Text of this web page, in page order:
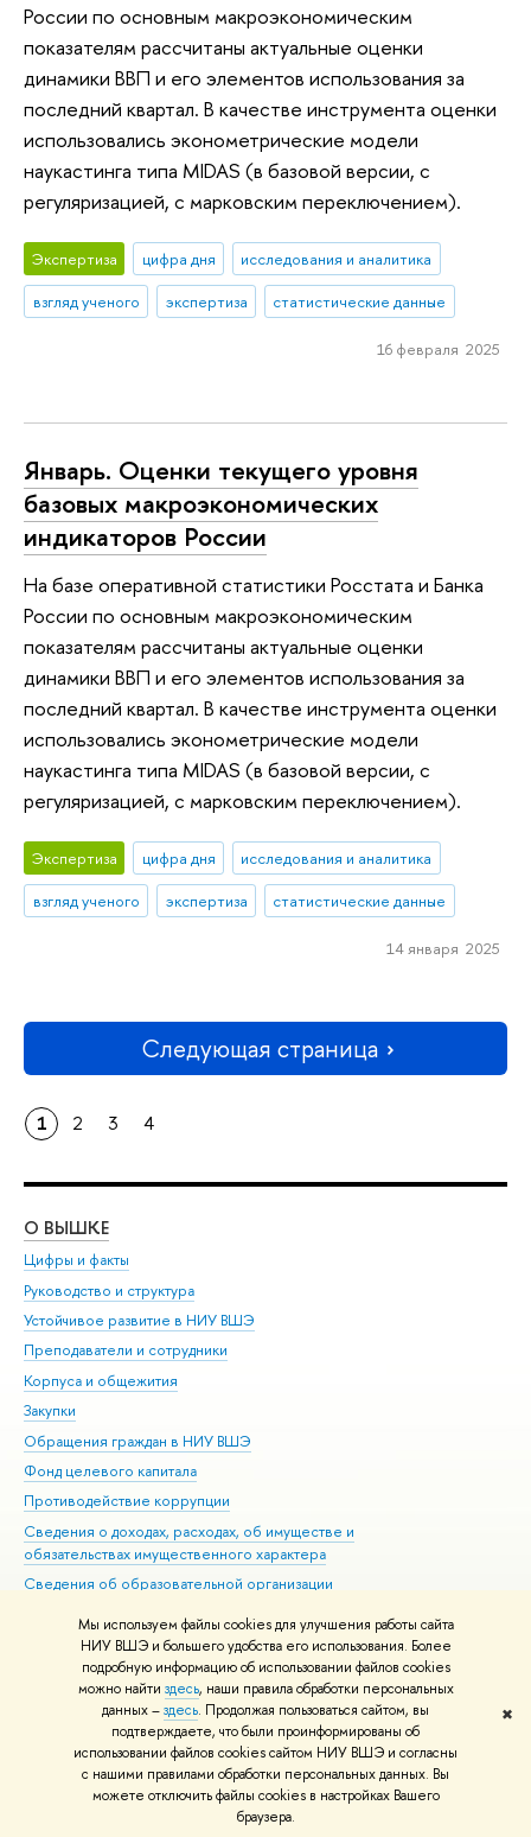
Мы используем файлы cookies для улучшения работы сайта
НИУ ВШЭ и большего удобства его использования. Более
подробную информацию об использовании файлов cookies
можно найти здесь, наши правила обработки персональных
данных –здесь. Продолжая пользоваться сайтом, вы
подтверждаете, что были проинформированы об
использовании файлов cookies сайтом НИУ ВШЭ и согласны
с нашими правилами обработки персональных данных. Вы
можете отключить файлы cookies в настройках Вашего
браузера.
✖
России по основным макроэкономическим
показателям рассчитаны актуальные оценки
динамики ВВП и его элементов использования за
последний квартал. В качестве инструмента оценки
использовались эконометрические модели
наукастинга типа MIDAS (в базовой версии, с
регуляризацией, с марковским переключением).
Экспертиза цифра дня
исследования и аналитика
взгляд ученого
экспертиза статистические данные
16 февраля 2025
Январь. Оценки текущего уровня
базовых макроэкономических
индикаторов России
На базе оперативной статистики Росстата и Банка
России по основным макроэкономическим
показателям рассчитаны актуальные оценки
динамики ВВП и его элементов использования за
последний квартал. В качестве инструмента оценки
использовались эконометрические модели
наукастинга типа MIDAS (в базовой версии, с
регуляризацией, с марковским переключением).
Экспертиза цифра дня
исследования и аналитика
взгляд ученого
экспертиза статистические данные
14 января 2025
Следующая страница
1 2 3 4
О ВЫШКЕ
Цифры и факты
Руководство и структура
Устойчивое развитие в НИУ ВШЭ
Преподаватели и сотрудники
Корпуса и общежития
Закупки
Обращения граждан в НИУ ВШЭ
Фонд целевого капитала
Противодействие коррупции
Сведения о доходах, расходах, об имуществе и
обязательствах имущественного характера
Сведения об образовательной организации
Людям с ограниченными возможностями здоровья
Единая платежная страница
Работа в Вышке
© НИУ ВШЭ 1993–2026 Адреса и контакты Условия использования
материалов Политика конфиденциальности Карта сайта
Шрифты HSE Sans и HSE Slab разработаны вШколе дизайна НИУ ВШЭ